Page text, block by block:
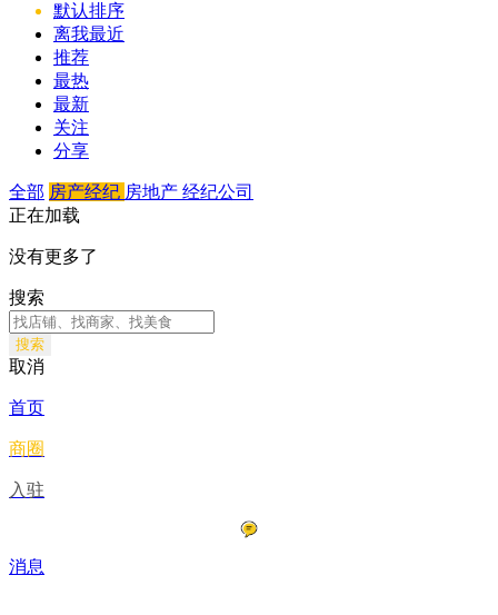
默认排序
离我最近
推荐
最热
最新
关注
分享
全部 房产经纪 房地产 经纪公司
正在加载
没有更多了
搜索
搜索
取消
首页
商圈
入驻
消息